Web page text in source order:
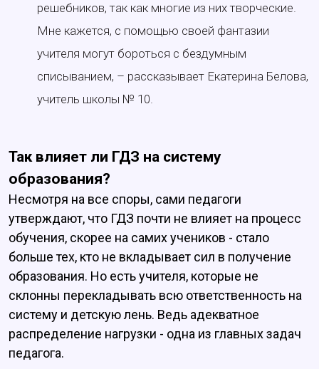
решебников, так как многие из них творческие.
Мне кажется, с помощью своей фантазии
учителя могут бороться с бездумным
списыванием, – рассказывает Екатерина Белова,
учитель школы № 10.
Так влияет ли ГДЗ на систему
образования?
Несмотря на все споры, сами педагоги
утверждают, что ГДЗ почти не влияет на процесс
обучения, скорее на самих учеников - стало
больше тех, кто не вкладывает сил в получение
образования. Но есть учителя, которые не
склонны перекладывать всю ответственность на
систему и детскую лень. Ведь адекватное
распределение нагрузки - одна из главных задач
педагога.